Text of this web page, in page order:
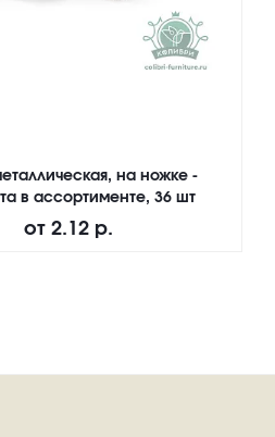
на ножке -
в ассортименте, 36 шт
от 2.12 р.